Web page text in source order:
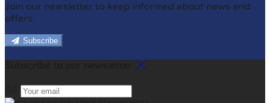
Join our newsletter to keep informed about news and
offers.
Subscribe